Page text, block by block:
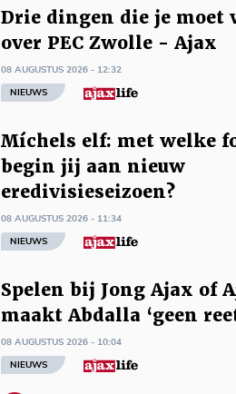
Drie dingen die je moet
over PEC Zwolle - Ajax
08 AUGUSTUS 2026 - 12:32
NIEUWS
Míchels elf: met welke
begin jij aan nieuw
eredivisieseizoen?
08 AUGUSTUS 2026 - 11:34
NIEUWS
Spelen bij Jong Ajax of
maakt Abdalla ‘geen
08 AUGUSTUS 2026 - 10:04
NIEUWS